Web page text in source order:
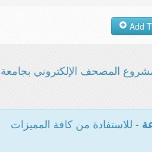
المصحف الإلكتروني بجامعة
- للاستفادة من كافة المميزات